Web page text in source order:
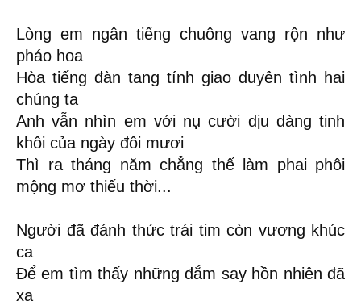
Lòng em ngân tiếng chuông vang rộn như
pháo hoa
Hòa tiếng đàn tang tính giao duyên tình hai
chúng ta
Anh vẫn nhìn em với nụ cười dịu dàng tinh
khôi của ngày đôi mươi
Thì ra tháng năm chẳng thể làm phai phôi
mộng mơ thiếu thời...
Người đã đánh thức trái tim còn vương khúc
ca
Để em tìm thấy những đắm say hồn nhiên đã
xa